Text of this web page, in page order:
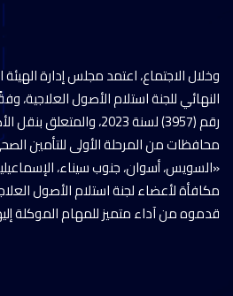
وخلال الاجتماع، اعتمد مجلس إدارة الهيئة
النهائي للجنة استلام الأصول العلاجية،
محافظات من المرحلة الأولى للتأمين
«السويس، أسوان، جنوب سيناء،
مكافأة لأعضاء لجنة استلام الأصول
قدموه من آداء متميز للمهام الموكلة